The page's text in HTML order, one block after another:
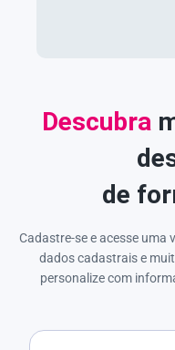
Descubra
de
Cadastre-se e acesse uma
dados cadastrais e
personalize com